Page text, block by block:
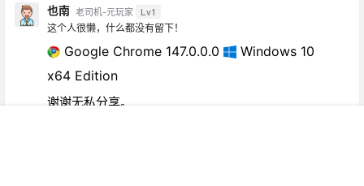
也南 老司机-元玩家
Lv1
这个人很懒，什么都没有留下！
Google Chrome 147.0.0.0
Windows 10
x64 Edition
谢谢无私分享。